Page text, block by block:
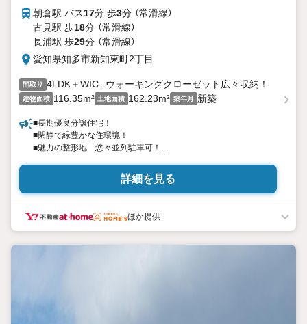
朝倉駅 バス17分 歩3分 （常滑線）
古見駅 歩18分 （常滑線）
長浦駅 歩29分 （常滑線）
愛知県知多市新知東町2丁目
間取り 4LDK＋WIC--ウォーキングクローゼット広々収納！
建物面積 116.35m² 土地面積 162.23m² 築年月 新築
■長期優良分譲住宅！
■閑静で緑豊かな住環境！
■魅力の整形地 悠々並列駐車可！
■イトーヨーカドー、セブンイレブン等周辺商業施設充実！
■長期固定金利 フラット35対応物件！
■地震に強い安心な家 耐震等級3取得！
・新知小学校:890m
・中部中学校:550m
詳細を見る
ほか提供